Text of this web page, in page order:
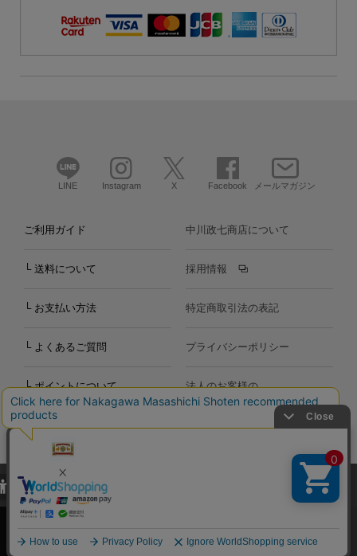
LINE Instagram X Facebook メールマガジン
ご利用ガイド
└ 送料について
└ お支払い方法
└ よくあるご質問
└ ポイントについて
お問い合わせ
中川政七商店について
採用情報
特定商取引法の表記
プライバシーポリシー
法人のお客様の
お問い合わせ
Copyright©2000-2026
Nakagawa Masashichi Shoten All Rights Reserved.
当サイトでは、当サイト内における閲覧履歴・属性情報などの取得およ
び利便性向上のためにクッキー（Cookie）を使用いたします。詳細に
関しては「プライバシーポリシー
承諾する